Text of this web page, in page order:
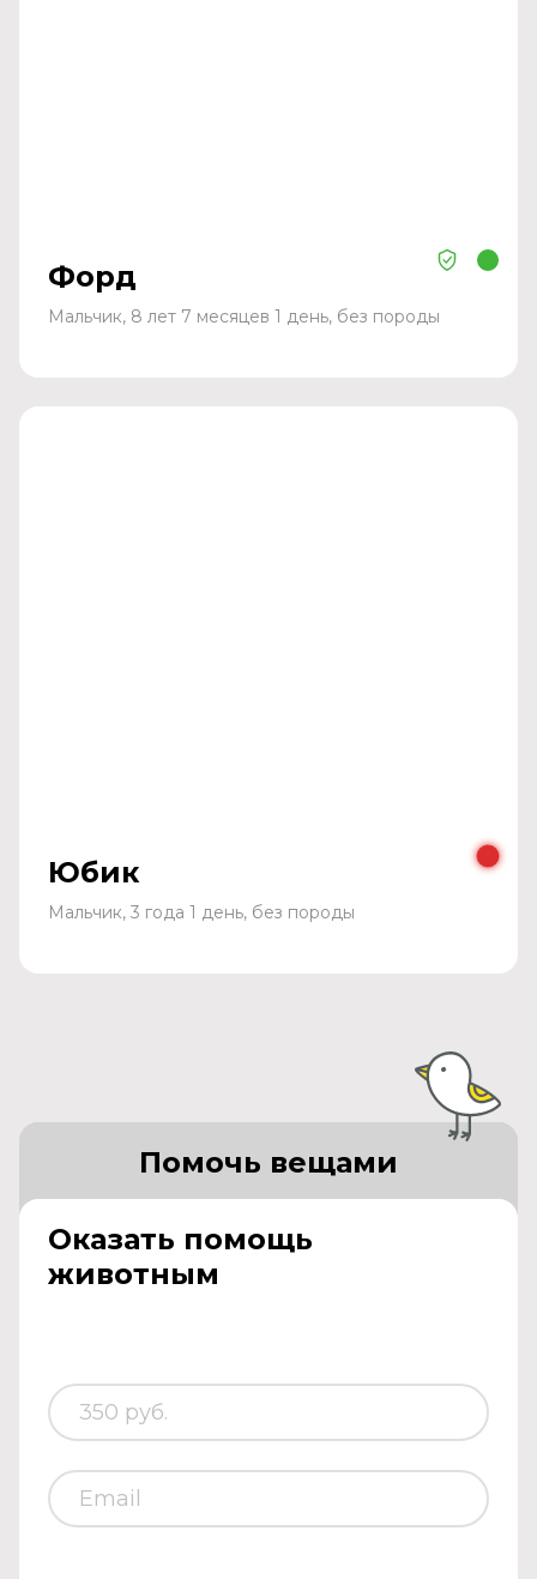
Форд
Мальчик, 8 лет 7 месяцев 1 день, без породы
Юбик
Мальчик, 3 года 1 день, без породы
Оказать помощь
животным
Помочь вещами